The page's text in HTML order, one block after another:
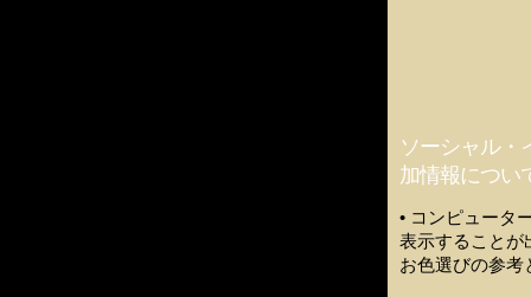
ソーシャル・
加情報につい
• コンピュータ
表示することが
お色選びの参考